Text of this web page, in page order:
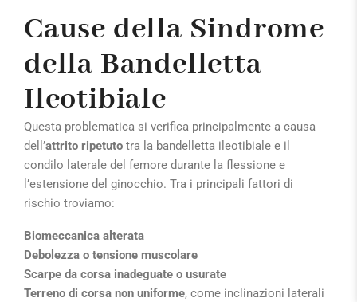
Cause della Sindrome
della Bandelletta
Ileotibiale
Questa problematica si verifica principalmente a causa
dell’attrito ripetuto tra la bandelletta ileotibiale e il
condilo laterale del femore durante la flessione e
l’estensione del ginocchio. Tra i principali fattori di
rischio troviamo:
Biomeccanica alterata
Debolezza o tensione muscolare
Scarpe da corsa inadeguate o usurate
Terreno di corsa non uniforme, come inclinazioni laterali